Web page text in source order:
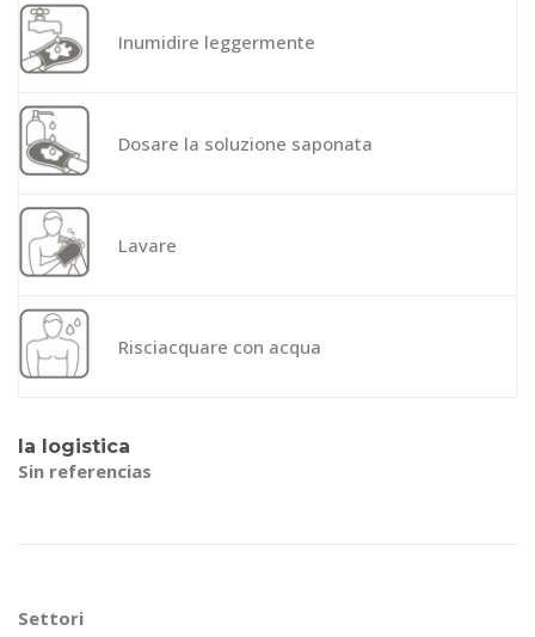
Inumidire leggermente
Dosare la soluzione saponata
Lavare
Risciacquare con acqua
la logistica
Sin referencias
Settori